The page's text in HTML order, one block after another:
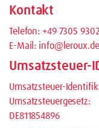
Kontakt
Telefon: +49 7305
E-Mail: info@leroux.de
Umsatzsteuer-
Umsatzsteuer-
Umsatzsteuergesetz:
DE811854896